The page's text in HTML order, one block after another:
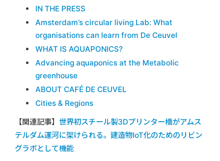
IN THE PRESS
Amsterdam’s circular living Lab: What
organisations can learn from De Ceuvel
WHAT IS AQUAPONICS?
Advancing aquaponics at the Metabolic
greenhouse
ABOUT CAFÉ DE CEUVEL
Cities & Regions
【関連記事】 世界初スチール製3Dプリンター橋がアムス
テルダム運河に架けられる。建造物IoT化のためのリビン
グラボとして機能